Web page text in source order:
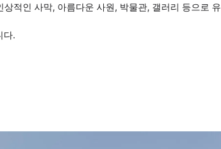
적인 사막, 아름다운 사원, 박물관, 갤러리 등으로 유
다.